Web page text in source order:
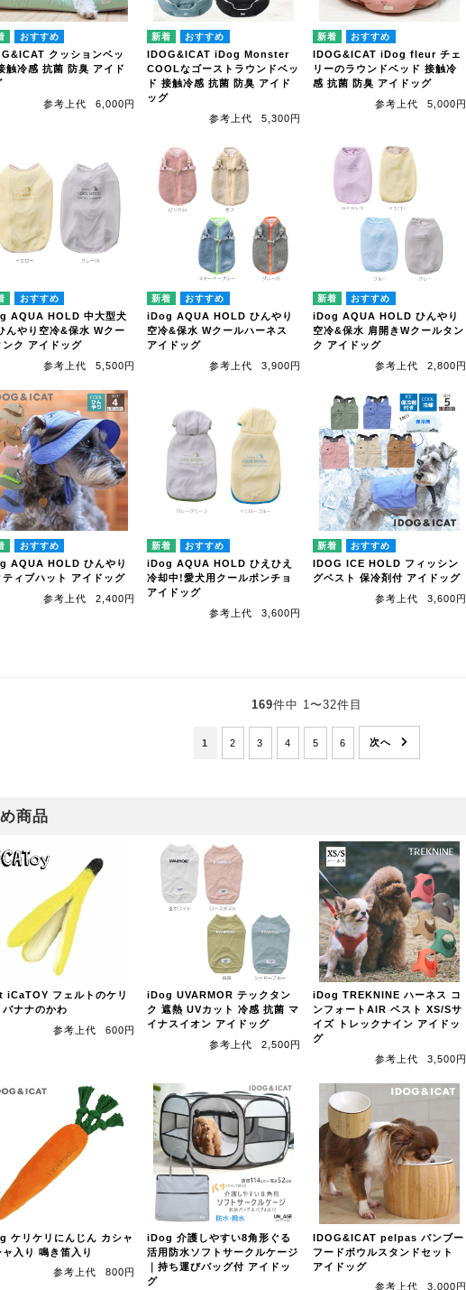
クッションベッ
触冷感 抗菌 防臭 アイド
参考上代
6,000円
IDOG&ICAT iDog Monster
COOLなゴーストラウンドベッ
ド 接触冷感 抗菌 防臭 アイド
ッグ
参考上代
5,300円
IDOG&ICAT iDog fleur チェ
リーのラウンドベッド 接触冷
感 抗菌 防臭 アイドッグ
参考上代
5,000円
AQUA HOLD 中大型犬
んやり空冷&保水 Wクー
ンク アイドッグ
参考上代
5,500円
iDog AQUA HOLD ひんやり
空冷&保水 Wクールハーネス
アイドッグ
参考上代
3,900円
iDog AQUA HOLD ひんやり
空冷&保水 肩開きWクールタン
ク アイドッグ
参考上代
2,800円
AQUA HOLD ひんやり
ティブハット アイドッグ
参考上代
2,400円
iDog AQUA HOLD ひえひえ
冷却中!愛犬用クールポンチョ
アイドッグ
参考上代
3,600円
IDOG ICE HOLD フィッシン
グベスト 保冷剤付 アイドッグ
参考上代
3,600円
169件中 1〜32件目
1 2 3 4 5 6
商品
iCaTOY フェルトのケリ
バナナのかわ
参考上代
600円
iDog UVARMOR テックタン
ク 遮熱 UVカット 冷感 抗菌 マ
イナスイオン アイドッグ
参考上代
2,500円
iDog TREKNINE ハーネス コ
ンフォートAIR ベスト XS/Sサ
イズ トレックナイン アイドッ
グ
参考上代
3,500円
ケリケリにんじん カシャ
ャ入り 鳴き笛入り
参考上代
800円
iDog 介護しやすい8角形ぐる
活用防水ソフトサークルケージ
｜持ち運びバッグ付 アイドッ
グ
IDOG&ICAT pelpas バンブー
フードボウルスタンドセット
アイドッグ
参考上代
3,000円